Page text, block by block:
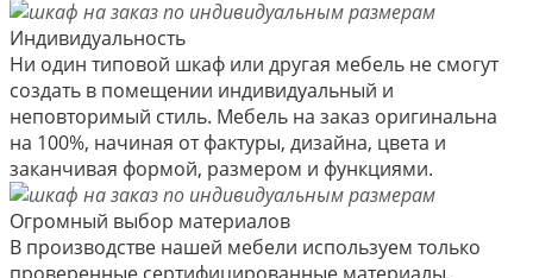
Индивидуальность
Ни один типовой шкаф или другая мебель не смогут
создать в помещении индивидуальный и
неповторимый стиль. Мебель на заказ оригинальна
на 100%, начиная от фактуры, дизайна, цвета и
заканчивая формой, размером и функциями.
Огромный выбор материалов
В производстве нашей мебели используем только
проверенные сертифицированные материалы,